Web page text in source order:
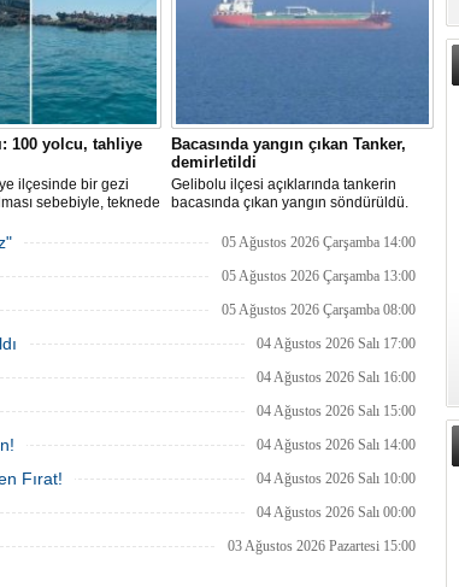
100 yolcu, tahliye
ilçesinde bir gezi
sebebiyle, teknede
için bölgede
başlatıldı.
Bacasında yangın çıkan Tanker,
demirletildi
Gelibolu ilçesi açıklarında tankerin
bacasında çıkan yangın söndürüldü.
Sahası'na demirletildi.
05 Ağustos 2026 Çarşamba 14:00
05 Ağustos 2026 Çarşamba 13:00
05 Ağustos 2026 Çarşamba 08:00
04 Ağustos 2026 Salı 17:00
04 Ağustos 2026 Salı 16:00
04 Ağustos 2026 Salı 15:00
04 Ağustos 2026 Salı 14:00
Fırat! 04 Ağustos 2026 Salı 10:00
04 Ağustos 2026 Salı 00:00
03 Ağustos 2026 Pazartesi 15:00